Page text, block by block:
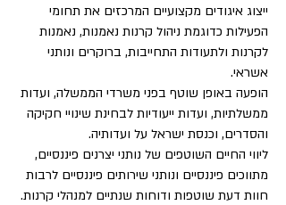
ייצוג איגודים מקצועיים המרכזים את תחומי
הפעילות כדוגמת ניהול קרנות נאמנות, נאמנות
לקרנות ולתעודות התחייבות, ברוקרים ונותני
אשראי.
הופעה באופן שוטף בפני משרדי הממשלה, ועדות
ממשלתיות, ועדות ייעודיות לבחינת שינויי חקיקה
והסדרים, וכנסת ישראל על ועדותיה.
ליווי החיים השוטפים של נותני יצרנים פיננסיים,
מתווכים פיננסיים ונותני שירותים פיננסיים לרבות
חוות דעת שוטפות ודוחות שנתיים למנהלי קרנות.